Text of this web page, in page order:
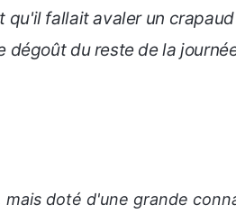
qu'il fallait avaler un
du reste de la
doté d'une grande